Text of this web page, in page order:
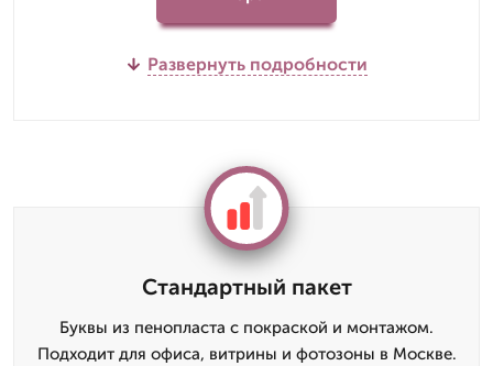
Развернуть подробности
Стандартный пакет
Буквы из пенопласта с покраской и монтажом.
Подходит для офиса, витрины и фотозоны в Москве.